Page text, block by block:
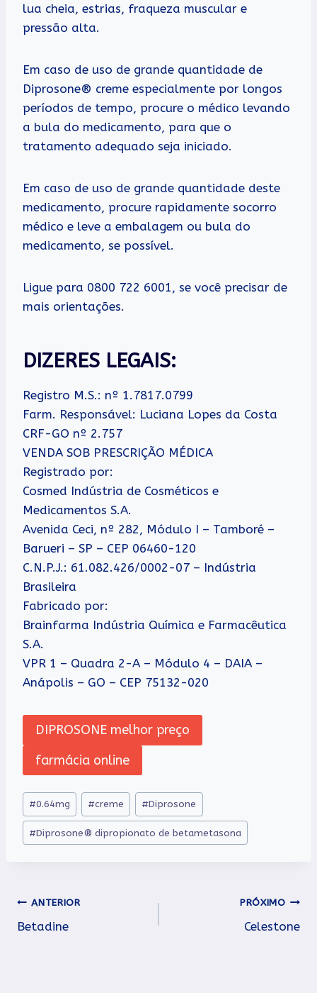
lua cheia, estrias, fraqueza muscular e
pressão alta.
Em caso de uso de grande quantidade de
Diprosone® creme especialmente por longos
períodos de tempo, procure o médico levando
a bula do medicamento, para que o
tratamento adequado seja iniciado.
Em caso de uso de grande quantidade deste
medicamento, procure rapidamente socorro
médico e leve a embalagem ou bula do
medicamento, se possível.
Ligue para 0800 722 6001, se você precisar de
mais orientações.
DIZERES LEGAIS:
Registro M.S.: nº 1.7817.0799
Farm. Responsável: Luciana Lopes da Costa
CRF-GO nº 2.757
VENDA SOB PRESCRIÇÃO MÉDICA
Registrado por:
Cosmed Indústria de Cosméticos e
Medicamentos S.A.
Avenida Ceci, nº 282, Módulo I – Tamboré –
Barueri – SP – CEP 06460-120
C.N.P.J.: 61.082.426/0002-07 – Indústria
Brasileira
Fabricado por:
Brainfarma Indústria Química e Farmacêutica
S.A.
VPR 1 – Quadra 2-A – Módulo 4 – DAIA –
Anápolis – GO – CEP 75132-020
DIPROSONE melhor preço
farmácia online
Tags
do
Post:
#0.64mg #creme #Diprosone
#Diprosone® dipropionato de betametasona
Navegação
de
ANTERIOR
Betadine
PRÓXIMO
Celestone